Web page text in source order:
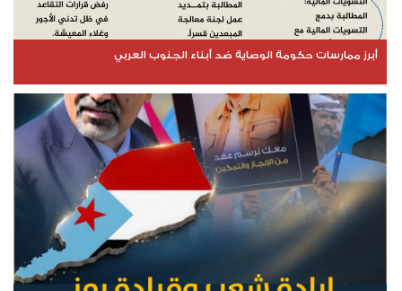
أبرز ممارسات حكومة الوصاية ضد أبناء الجنوب العربي